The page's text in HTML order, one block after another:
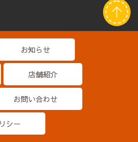
お知らせ
店舗紹介
お問い合わせ
シー